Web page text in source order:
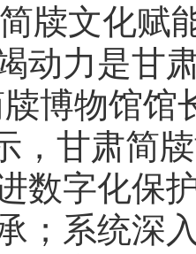
牍文化赋
动力是甘
博物馆馆
，甘肃简
数字化保
；系统深